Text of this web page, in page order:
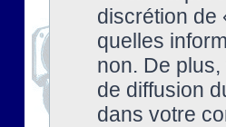
discrétion de
quelles
non. De
de diffusion
dans votre